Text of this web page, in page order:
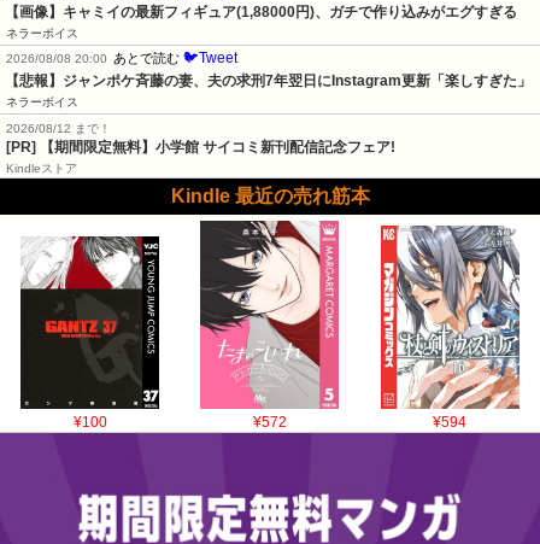
【画像】キャミイの最新フィギュア(1,88000円)、ガチで作り込みがエグすぎる
ネラーボイス
2026/08/08 20:00
あとで読む 🐦Tweet
【悲報】ジャンポケ斉藤の妻、夫の求刑7年翌日にInstagram更新「楽しすぎた」
ネラーボイス
2026/08/12 まで！
[PR] 【期間限定無料】小学館 サイコミ新刊配信記念フェア!
Kindleストア
Kindle 最近の売れ筋本
¥100 ¥572 ¥594